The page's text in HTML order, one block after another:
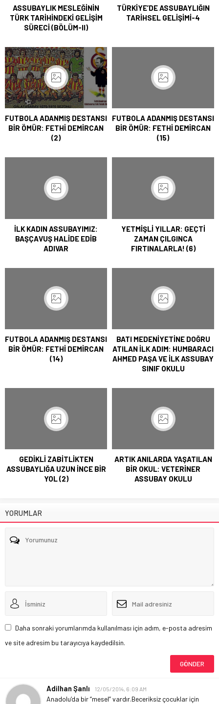
ASSUBAYLIK MESLEĞİNİN
TÜRK TARİHİNDEKİ GELİŞİM
SÜRECİ (BÖLÜM-II)
TÜRKİYE’DE ASSUBAYLIĞIN
TARİHSEL GELİŞİMİ-4
FUTBOLA ADANMIŞ DESTANSI
BİR ÖMÜR: FETHİ DEMİRCAN
(2)
FUTBOLA ADANMIŞ DESTANSI
BİR ÖMÜR: FETHİ DEMİRCAN
(15)
İLK KADIN ASSUBAYIMIZ:
BAŞÇAVUŞ HALİDE EDİB
ADIVAR
YETMİŞLİ YILLAR: GEÇTİ
ZAMAN ÇILGINCA
FIRTINALARLA! (6)
FUTBOLA ADANMIŞ DESTANSI
BİR ÖMÜR: FETHİ DEMİRCAN
(14)
BATI MEDENİYETİNE DOĞRU
ATILAN İLK ADIM: HUMBARACI
AHMED PAŞA VE İLK ASSUBAY
SINIF OKULU
GEDİKLİ ZABİTLİKTEN
ASSUBAYLIĞA UZUN İNCE BİR
YOL (2)
ARTIK ANILARDA YAŞATILAN
BİR OKUL: VETERİNER
ASSUBAY OKULU
YORUMLAR
Daha sonraki yorumlarımda kullanılması için adım, e-posta adresim
ve site adresim bu tarayıcıya kaydedilsin.
Adilhan Şanlı 12/05/2014, 6:09 AM
Anadolu’da bir “mesel” vardır.Beceriksiz çocuklar için